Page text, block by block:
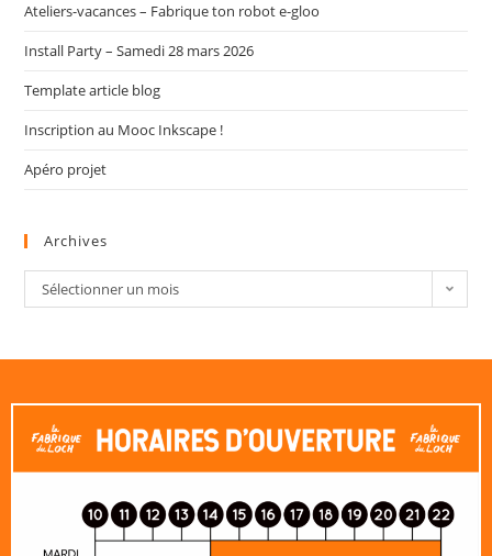
Ateliers-vacances – Fabrique ton robot e-gloo
Install Party – Samedi 28 mars 2026
Template article blog
Inscription au Mooc Inkscape !
Apéro projet
Archives
Sélectionner un mois